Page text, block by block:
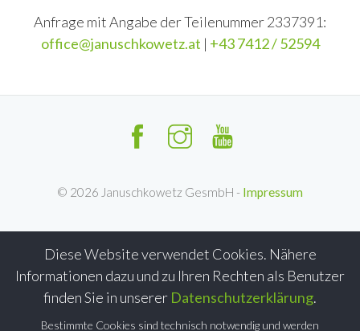
Diese Website verwendet Cookies. Nähere
Informationen dazu und zu Ihren Rechten als Benutzer
finden Sie in unserer Datenschutzerklärung.
Bestimmte Cookies sind technisch notwendig und werden
Anfrage mit Angabe der Teilenummer 2337391:
office@januschkowetz.at | +43 7412 / 52594
© 2026 Januschkowetz GesmbH - Impressum